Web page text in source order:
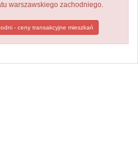
warszawskiego zachodniego.
- ceny transakcyjne mieszkań